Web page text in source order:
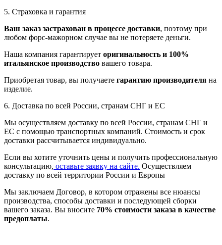
5. Страховка и гарантия
Ваш заказ застрахован в процессе доставки, поэтому при
любом форс-мажорном случае вы не потеряете деньги.
Наша компания гарантирует оригинальность и 100%
итальянское производство вашего товара.
Приобретая товар, вы получаете гарантию производителя на
изделие.
6. Доставка по всей России, странам СНГ и ЕС
Мы осуществляем доставку по всей России, странам СНГ и
ЕС с помощью транспортных компаний. Стоимость и срок
доставки рассчитывается индивидуально.
Если вы хотите уточнить цены и получить профессиональную
консультацию, оставьте заявку на сайте. Осуществляем
доставку по всей территории России и Европы
Мы заключаем Договор, в котором отражены все нюансы
производства, способы доставки и последующей сборки
вашего заказа. Вы вносите 70% стоимости заказа в качестве
предоплаты.